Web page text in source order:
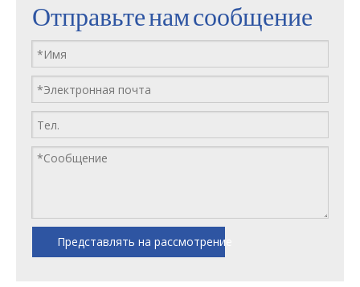
Отправьте нам сообщение
Представлять на рассмотрение